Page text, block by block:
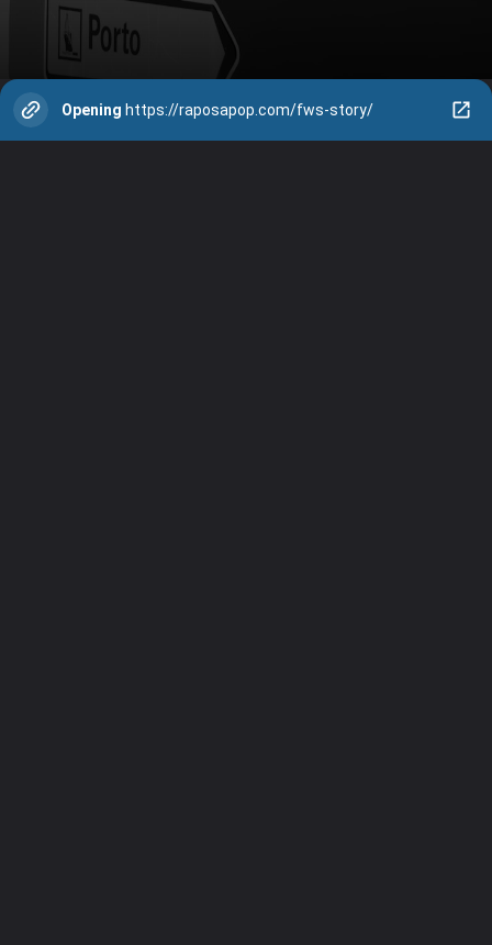
Opening https://raposapop.com/fws-story/